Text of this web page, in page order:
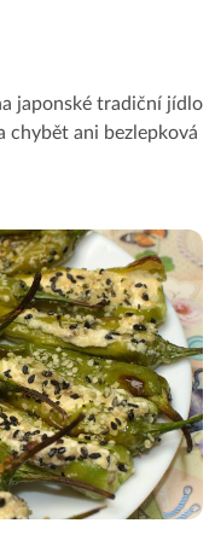
japonské tradiční jídlo
chybět ani bezlepková